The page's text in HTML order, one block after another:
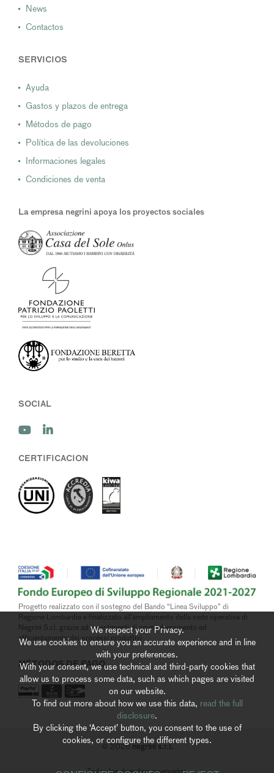
News
Contactos
SERVICIOS
Ayuda
Gastos y plazos de entrega
Métodos de pago
Política de las devoluciones
Informaciones legales
Condiciones de venta
La empresa negrini apoya los proyectos sociales
SOCIAL
CERTIFICACION
Progetto realizzato con il sostegno del Bando “Linea Sviluppo” di
Regione Lombardia e finalizzato all’ampliamento della sede operativa di
Negrini S.r.l. grazie ad investimenti di ammodernamento ed
efficientamento dei processi produttivi
MÉTODOS DE PAGO
© 2026 negrini s.r.l.
Todos los derechos reservados
We respect your Privacy.
We use cookies to ensure you an accurate experience and in line
with your preferences.
With your consent, we use technical and third-party cookies that
allow us to process some data, such as which pages are visited
on our website.
To find out more about how we use this data, read the full
disclosure.
By clicking the ‘Accept’ button, you consent to the use of
cookies, or configure the different types.